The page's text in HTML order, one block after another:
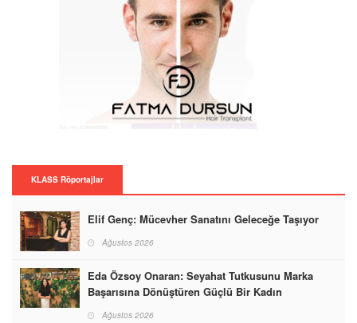
KLASS Röportajlar
Elif Genç: Mücevher Sanatını Geleceğe Taşıyor
Ağustos 2026
Eda Özsoy Onaran: Seyahat Tutkusunu Marka
Başarısına Dönüştüren Güçlü Bir Kadın
Ağustos 2026